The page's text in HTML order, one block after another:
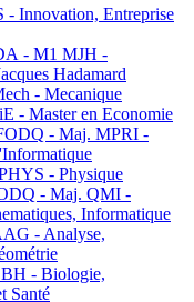
Innovation, Entreprise
- M1 MJH -
Hadamard
- Mecanique
- Master en Economie
- Maj. MPRI -
- Physique
- Maj. QMI -
Informatique
- Analyse,
- Biologie,
Santé